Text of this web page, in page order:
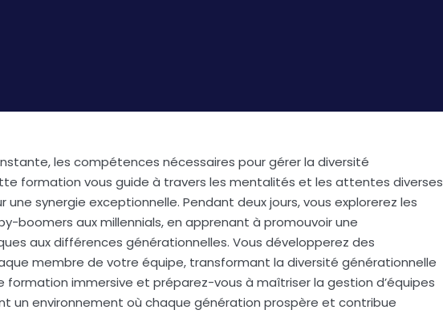
les compétences nécessaires pour gérer la diversité
formation vous guide à travers les mentalités et les attentes diverses
synergie exceptionnelle. Pendant deux jours, vous explorerez les
boomers aux millennials, en apprenant à promouvoir une
aux différences générationnelles. Vous développerez des
membre de votre équipe, transformant la diversité générationnelle
immersive et préparez-vous à maîtriser la gestion d’équipes
un environnement où chaque génération prospère et contribue